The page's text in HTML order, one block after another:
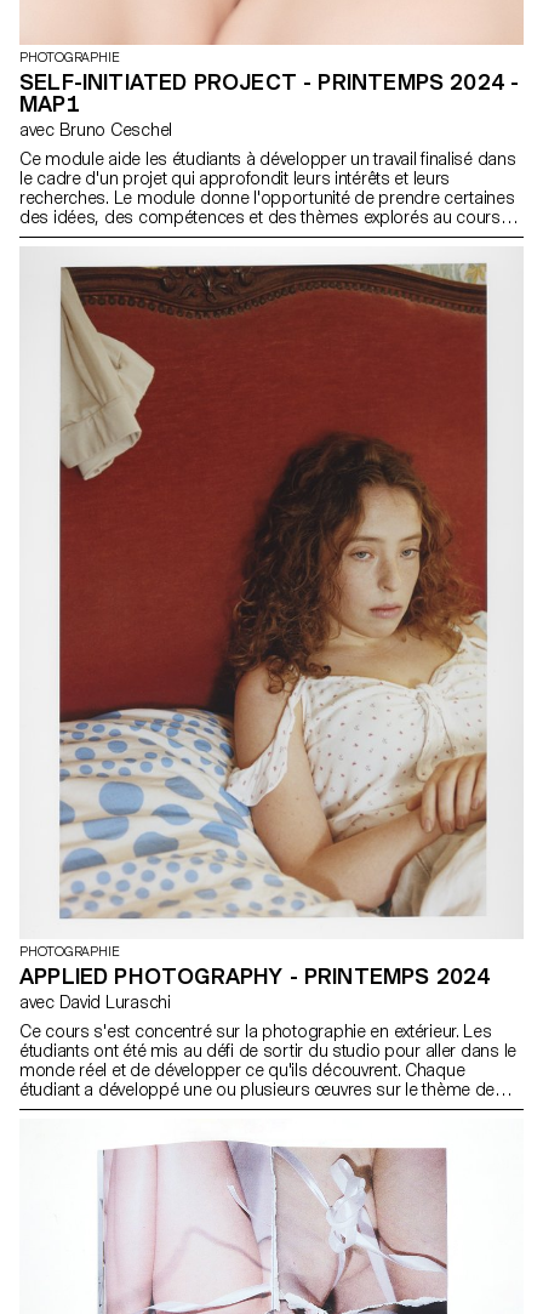
PHOTOGRAPHIE
SELF-INITIATED PROJECT - PRINTEMPS 2024 -
MAP1
avec Bruno Ceschel
Ce module aide les étudiants à développer un travail finalisé dans
le cadre d'un projet qui approfondit leurs intérêts et leurs
recherches. Le module donne l'opportunité de prendre certaines
des idées, des compétences et des thèmes explorés au cours
du premier semestre et d'en faire un tout nouveau travail qui peut
projet en ligne, une performance.
PHOTOGRAPHIE
APPLIED PHOTOGRAPHY - PRINTEMPS 2024
avec David Luraschi
Ce cours s'est concentré sur la photographie en extérieur. Les
étudiants ont été mis au défi de sortir du studio pour aller dans le
monde réel et de développer ce qu'ils découvrent. Chaque
étudiant a développé une ou plusieurs œuvres sur le thème de
l'eau. L'eau était leur studio. En tenant compte de ce qui a été fait
mode), les étudiants ont été encouragés à construire une
dynamique visuelle avec un point de vue fort. Une grande partie
du cours a été motivée par l'idée de trouver des éléments
(personnes, lieux, choses) et de les transformer en une histoire.
L'accent a été mis sur le travail avec les gens: Modèles, acteurs,
danseurs, inconnus et construire une histoire avec eux. Un
exercice récurrent a été le casting et la construction d'un dialogue
croissant avec les modèles, la recherche d'un intérêt commun et
l'élargissement d'un territoire ludique à photographier.